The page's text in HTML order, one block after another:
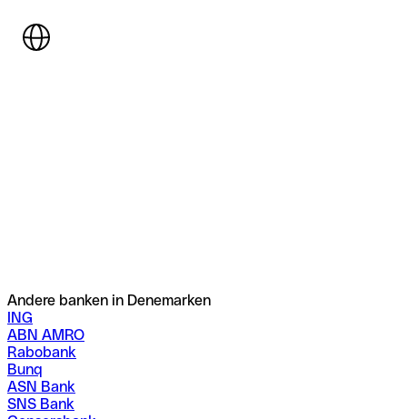
Andere banken in Denemarken
ING
ABN AMRO
Rabobank
Bunq
ASN Bank
SNS Bank